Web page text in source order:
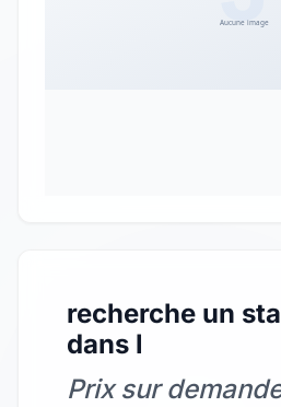
recherche un
dans l
Prix sur